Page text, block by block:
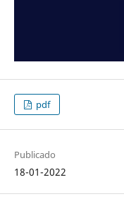
pdf
Publicado
18-01-2022